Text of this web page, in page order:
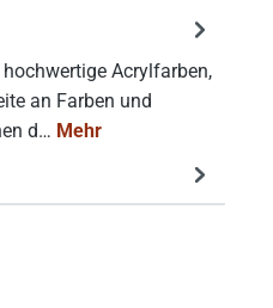
Acrylfarben,
an Farben und
d… Mehr